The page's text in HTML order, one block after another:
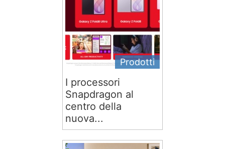
Prodotti
I processori
Snapdragon al
centro della
nuova...